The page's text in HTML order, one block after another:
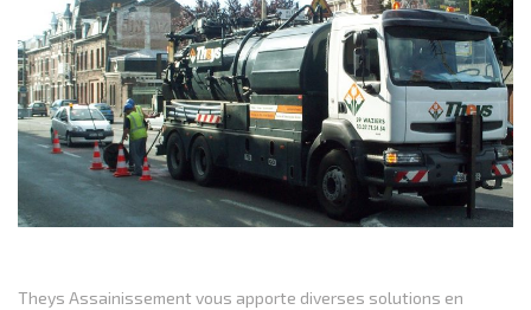
Theys Assainissement vous apporte diverses solutions en